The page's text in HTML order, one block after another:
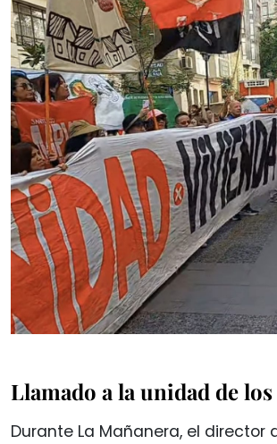
Llamado a la unidad de
Durante La Mañanera, el director